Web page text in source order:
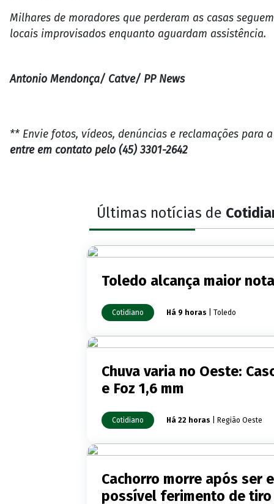
Milhares de moradores que perderam as casas
locais improvisados enquanto aguardam assistência.
Antonio Mendonça/ Catve/ PP News
** Envie fotos, vídeos, denúncias e reclamações para
entre em contato pelo (45) 3301-2642
Últimas notícias de
Toledo alcança maior
Cotidiano Há 9 horas | Toledo
Chuva varia no Oeste:
e Foz 1,6 mm
Cotidiano Há 22 horas | Região Oeste
Cachorro morre após ser
possível ferimento de tiro